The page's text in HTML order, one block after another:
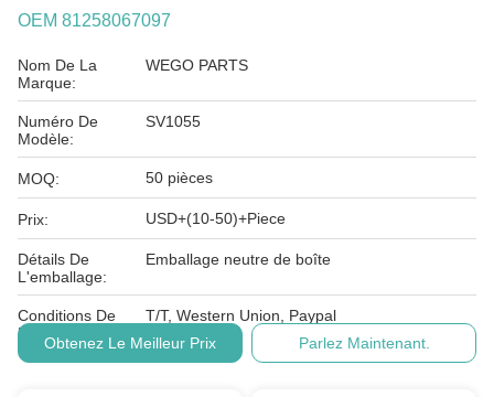
OEM 81258067097
Nom De La
Marque:
WEGO PARTS
Numéro De
Modèle:
SV1055
MOQ: 50 pièces
Prix: USD+(10-50)+Piece
Détails De
L'emballage:
Emballage neutre de boîte
Conditions De
Paiement:
T/T, Western Union, Paypal
Obtenez Le Meilleur Prix
Parlez Maintenant.